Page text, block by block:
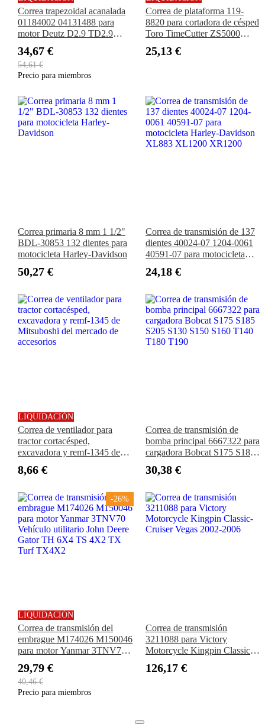
Correa trapezoidal acanalada
01184002 04131488 para
motor Deutz D2.9 TD2.9
34,67 €
54,61 €
Precio para miembros
Correa de plataforma 119-
8820 para cortadora de césped
Toro TimeCutter ZS5000
MX5060 SW5000 SWX5050
25,13 €
Correa primaria 8 mm 1 1/2"
BDL-30853 132 dientes para
motocicleta Harley-Davidson
50,27 €
Correa de transmisión de 137
dientes 40024-07 1204-0061
40591-07 para motocicleta
XL1200 XR1200
24,18 €
LIQUIDACIÓN
Correa de ventilador para
tractor cortacésped,
excavadora y remf-1345 de
accesorios
8,66 €
Correa de transmisión de
bomba principal 6667322 para
cargadora Bobcat S175 S185
T180 T190
30,38 €
-26%
LIQUIDACIÓN
Correa de transmisión del
embrague M174026 M150046
para motor Yanmar 3TNV70
Gator TH 6X4 TS 4X2 TX
Turf TX4X2
29,79 €
40,46 €
Precio para miembros
Correa de transmisión
3211088 para Victory
Motorcycle Kingpin Classic-
126,17 €